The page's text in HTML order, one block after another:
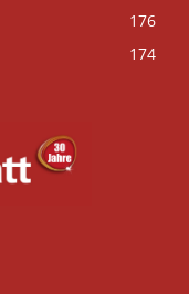
176
174